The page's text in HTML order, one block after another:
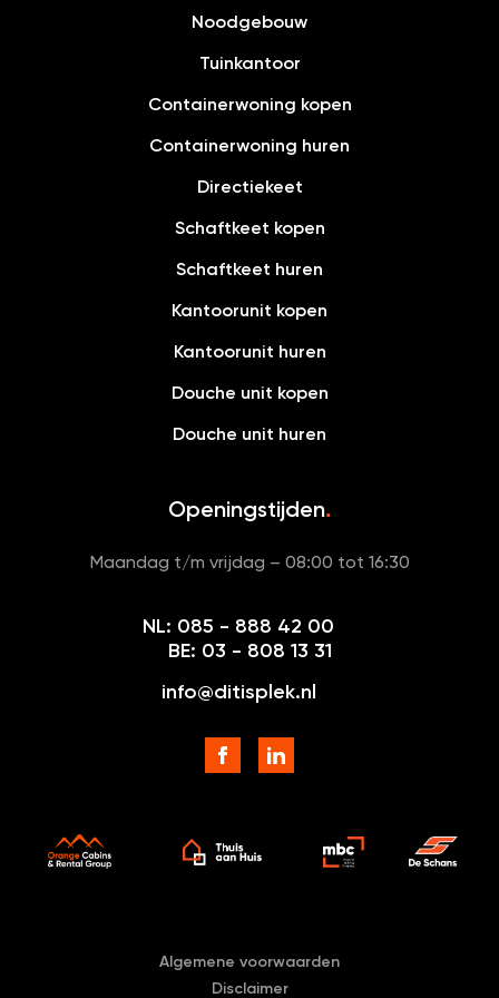
Noodgebouw
Tuinkantoor
Containerwoning kopen
Containerwoning huren
Directiekeet
Schaftkeet kopen
Schaftkeet huren
Kantoorunit kopen
Kantoorunit huren
Douche unit kopen
Douche unit huren
Openingstijden.
Maandag t/m vrijdag – 08:00 tot 16:30
NL: 085 - 888 42 00
BE: 03 - 808 13 31
info@ditisplek.nl
Algemene voorwaarden
Disclaimer